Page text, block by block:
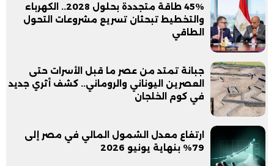
45% طاقة متجددة بحلول 2028.. الكهرباء
والتخطيط تبحثان تسريع مشروعات التحول
الطاقي
جبانة تمتد من عصر ما قبل الأسرات حتى
العصرين اليوناني والروماني.. كشف أثري جديد
في كوم الخلجان
ارتفاع معدل الشمول المالي في مصر إلى
79% بنهاية يونيو 2026